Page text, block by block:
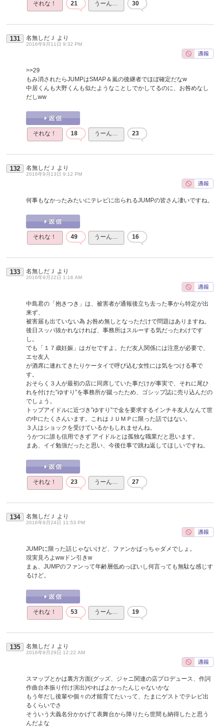
それな！ 21 うーん… 30
131 名無しだＪ より
2016年9月11日 9:32 PM
>>29
もみ消されたらJUMPはSMAP＆嵐の後継者でほぼ確定だなw
中居くんも大野くんも似たようなことしでかしてるのに、お咎めなし
だしww
それな！ 18 うーん… 23
132 名無しだＪ より
2016年9月13日 9:12 PM
何事もなかったみたいにテレビに出られるJUMPの皆さん凄いですね。
それな！ 49 うーん… 16
133 名無しだＪ より
2016年9月22日 1:18 AM
中島君の「抱きつき」は、被害者が通報後立ち去った事から特定が出
来ず、
被害届も出ていない為 お咎め無しとなっただけで問題はありますね。
後日スッパ抜かれなければ、事務所はスルーする気だったわけです
し。
でも「１７歳妊娠」はガセですよ。ただ友人関係には注意が必要で、
エセ友人
が酒席に連れてきたりケータイで呼び込む女性には気をつける事で
す。
おそらく３人が最初の店に同席していた事だけが事実で、それに尾ひ
れを付けた”ゆすり”を事務所が蹴ったため、ゴシップ誌に売り込んだの
でしょう。
トップアイドルに近づき”ゆすり”で金を要求するインチキ友人なんて世
の中にたくさんいます。これはＪＵＭＰに限った話ではない。
３人はショックを受けているかもしれませんね。
うかつに誰も信用できず アイドルとは孤独な職業だと思います。
まあ、イイ勉強だったと思い、今後仕事で跳ね返してほしいですね。
それな！ 23 うーん… 27
134 名無しだＪ より
2016年9月24日 11:53 PM
JUMPに限った話じゃないけど、ファンかばっちゃダメでしょ。
現実見ろよwwドン引きw
まぁ、JUMPのファンって年齢層低めっぽいし何言っても無駄な感じす
るけど。
それな！ 53 うーん… 19
135 名無しだＪ より
2016年9月29日 12:22 AM
スマップとかは裏方方面(グッズ、ジャニ関連の店プロデュース、作詞
作曲台本振り付け演出)やればよかったんじゃないかな
もう年だし後輩や個々の才能育てたいって、たまにゲストでテレビ出
るくらいでさ
そういう大義名分かかげて表舞台から降りたら世間も納得したと思う
んだよな